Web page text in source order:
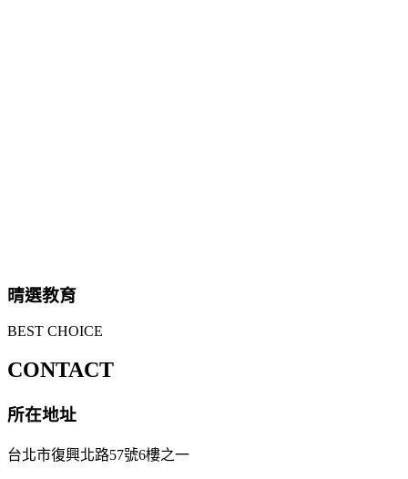
晴選教育
BEST CHOICE
CONTACT
所在地址
台北市復興北路57號6樓之一